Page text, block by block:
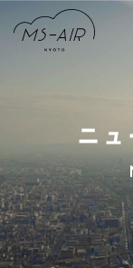
ニ